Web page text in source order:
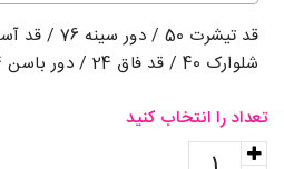
شلوارک 40 / قد فاق 24 / دور باسن 74 / دور ران 42
تعداد را انتخاب کنید